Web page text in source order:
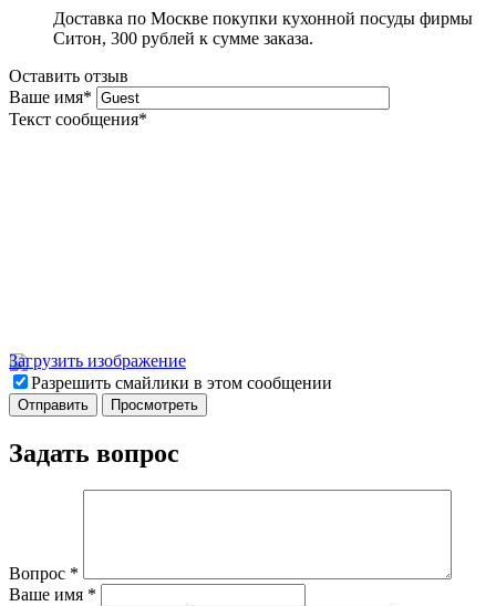
Доставка по Москве покупки кухонной посуды фирмы
Ситон, 300 рублей к сумме заказа.
Оставить отзыв
Ваше имя*
Текст сообщения*
Загрузить изображение
Разрешить смайлики в этом сообщении
Задать вопрос
Вопрос *
Ваше имя *